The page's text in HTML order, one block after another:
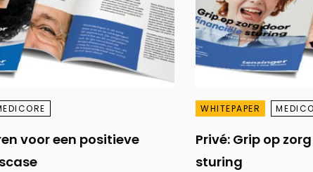
voor een positieve
WHITEPAPER
Privé: Grip op
sturing